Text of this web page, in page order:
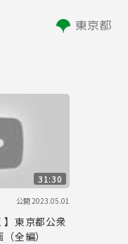
31:30
公開2023.05.01
】東京都公衆
全編）